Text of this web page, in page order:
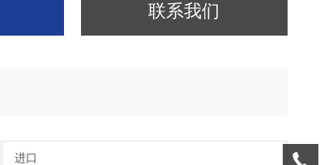
联系我们
进口